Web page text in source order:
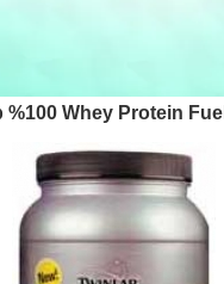
%100 Whey Protein Fuel